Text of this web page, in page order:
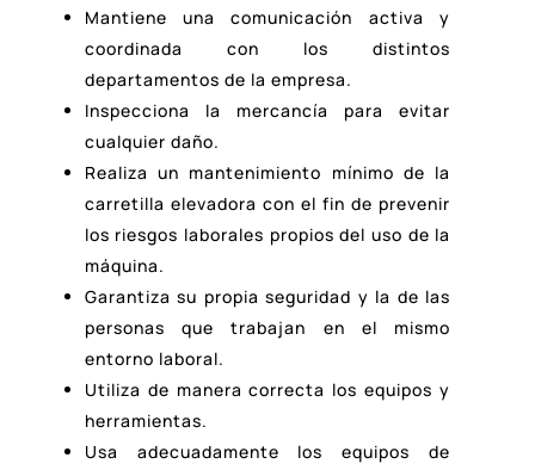
Mantiene una comunicación activa y
coordinada con los distintos
departamentos de la empresa.
Inspecciona la mercancía para evitar
cualquier daño.
Realiza un mantenimiento mínimo de la
carretilla elevadora con el fin de prevenir
los riesgos laborales propios del uso de la
máquina.
Garantiza su propia seguridad y la de las
personas que trabajan en el mismo
entorno laboral.
Utiliza de manera correcta los equipos y
herramientas.
Usa adecuadamente los equipos de